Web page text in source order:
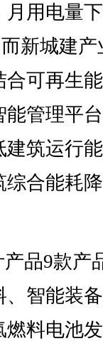
月用电量
新城建
合可再生
能管理平
建筑运行
综合能耗
品9款产
、智能装
燃料电池